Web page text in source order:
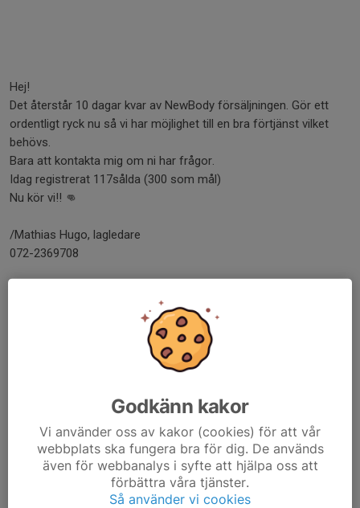
Hej!
Det återstår 10 dagar kvar av NewBody försäljningen. Gör ett
ordentligt ryck nu så vi har möjlighet till en bra förtjänst vilket
behövs.
Bara att kontakta mig om ni har frågor.
Idag registrerat 117sålda (300 som mål)
Nu kör vi!! 👊
/Mathias Hugo, lagledare
072-2369708
Visa alla kommentarer (6)...
Förstår att det kan ha gått förbi, körde bara ut infon på
interna kanalen inom laget tidigare. Men det finns ju lite
tid ännu, sen kan man välja att förlänga med
efterbeställningar. Jag har kataloger hemma om någon
behöver.
Godkänn kakor
Vi använder oss av kakor (cookies) för att vår
webbplats ska fungera bra för dig. De används
även för webbanalys i syfte att hjälpa oss att
förbättra våra tjänster.
Så använder vi cookies